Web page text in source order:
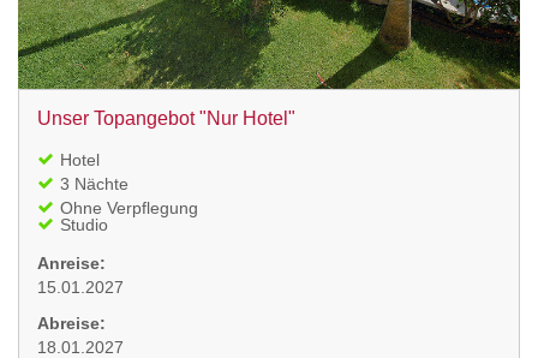
Unser Topangebot "Nur Hotel"
Hotel
3 Nächte
Ohne Verpflegung
Studio
Anreise:
15.01.2027
Abreise:
18.01.2027